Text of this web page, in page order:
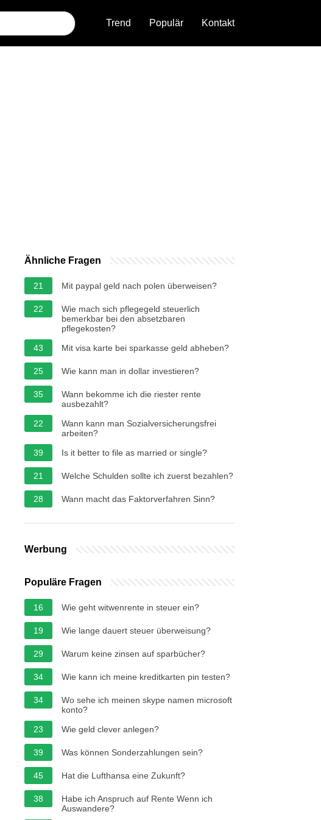
Trend Populär Kontakt
Ähnliche Fragen
21 Mit paypal geld nach polen überweisen?
22
Wie mach sich pflegegeld steuerlich
bemerkbar bei den absetzbaren
pflegekosten?
43
Mit visa karte bei sparkasse geld abheben?
25 Wie kann man in dollar investieren?
35
Wann bekomme ich die riester rente
ausbezahlt?
22
Wann kann man Sozialversicherungsfrei
arbeiten?
39
Is it better to file as married or single?
21 Welche Schulden sollte ich zuerst bezahlen?
28 Wann macht das Faktorverfahren Sinn?
Werbung
Populäre Fragen
16 Wie geht witwenrente in steuer ein?
19 Wie lange dauert steuer überweisung?
29 Warum keine zinsen auf sparbücher?
34 Wie kann ich meine kreditkarten pin testen?
34
Wo sehe ich meinen skype namen microsoft
konto?
23
Wie geld clever anlegen?
39 Was können Sonderzahlungen sein?
45 Hat die Lufthansa eine Zukunft?
38
Habe ich Anspruch auf Rente Wenn ich
Auswandere?